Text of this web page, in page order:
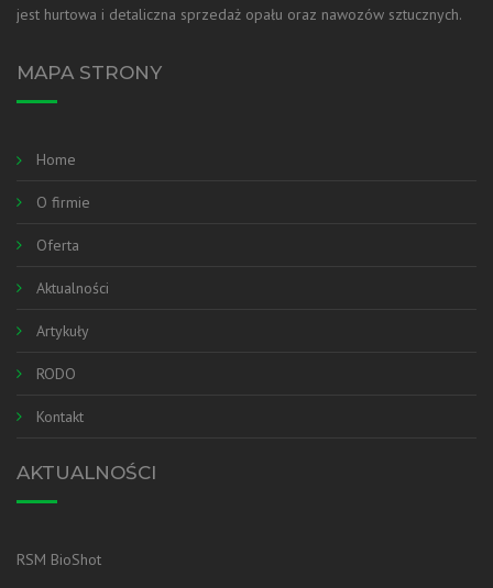
jest hurtowa i detaliczna sprzedaż opału oraz nawozów sztucznych.
MAPA STRONY
Home
O firmie
Oferta
Aktualności
Artykuły
RODO
Kontakt
AKTUALNOŚCI
RSM BioShot